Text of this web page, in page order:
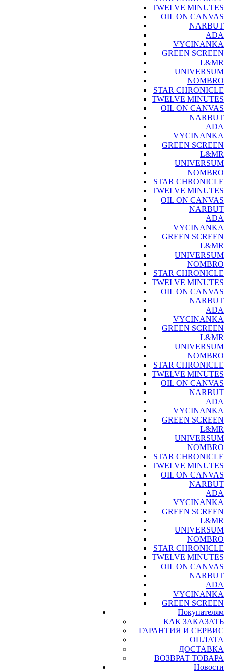
TWELVE MINUTES
OIL ON CANVAS
NARBUT
ADA
VYCINANKA
GREEN SCREEN
L&MR
UNIVERSUM
NOMBRO
STAR CHRONICLE
TWELVE MINUTES
OIL ON CANVAS
NARBUT
ADA
VYCINANKA
GREEN SCREEN
L&MR
UNIVERSUM
NOMBRO
STAR CHRONICLE
TWELVE MINUTES
OIL ON CANVAS
NARBUT
ADA
VYCINANKA
GREEN SCREEN
L&MR
UNIVERSUM
NOMBRO
STAR CHRONICLE
TWELVE MINUTES
OIL ON CANVAS
NARBUT
ADA
VYCINANKA
GREEN SCREEN
L&MR
UNIVERSUM
NOMBRO
STAR CHRONICLE
TWELVE MINUTES
OIL ON CANVAS
NARBUT
ADA
VYCINANKA
GREEN SCREEN
L&MR
UNIVERSUM
NOMBRO
STAR CHRONICLE
TWELVE MINUTES
OIL ON CANVAS
NARBUT
ADA
VYCINANKA
GREEN SCREEN
L&MR
UNIVERSUM
NOMBRO
STAR CHRONICLE
TWELVE MINUTES
OIL ON CANVAS
NARBUT
ADA
VYCINANKA
GREEN SCREEN
Покупателям
КАК ЗАКАЗАТЬ
ГАРАНТИЯ И СЕРВИС
ОПЛАТА
ДОСТАВКА
ВОЗВРАТ ТОВАРА
Новости